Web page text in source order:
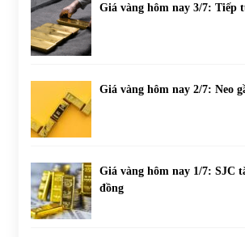
Giá vàng hôm nay 3/7: Tiếp
Giá vàng hôm nay 2/7: Neo
Giá vàng hôm nay 1/7: SJC
đồng